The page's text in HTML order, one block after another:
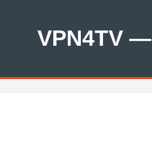
VPN4TV —